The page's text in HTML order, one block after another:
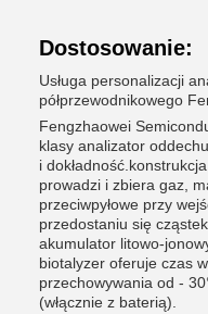
Dostosowanie:
Usługa personalizacji
półprzewodnikowego
Fengzhaowei
klasy analizator
i
prowadzi i zbiera gaz,
przeciwpyłowe przy
przedostaniu się
akumulator litowo-
biotalyzer oferuje czas
przechowywania od -
(włącznie z baterią).